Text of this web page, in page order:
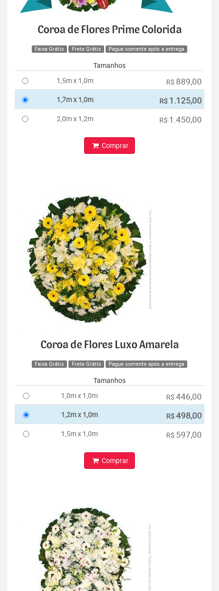
Coroa de Flores Prime Colorida
Faixa Grátis Frete Grátis Pague somente após a entrega
Tamanhos
1,5m x 1,0m
R$ 889,00
1,7m x 1,0m R$ 1.125,00
2,0m x 1,2m R$ 1.450,00
Comprar
Coroa de Flores Luxo Amarela
Faixa Grátis Frete Grátis Pague somente após a entrega
Tamanhos
1,0m x 1,0m
R$ 446,00
1,2m x 1,0m R$498,00
1,5m x 1,0m R$ 597,00
Comprar